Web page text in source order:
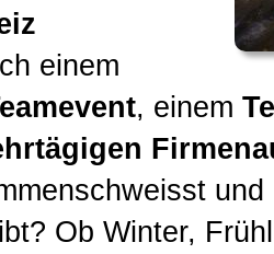
einem
, einem
Ob Winter,